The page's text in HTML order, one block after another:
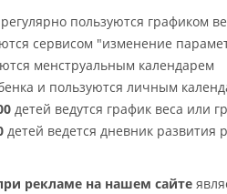
пользуются графиком
сервисом "изменение
менструальным календарем
и пользуются личным
детей ведутся график веса или
детей ведется дневник развития
рекламе на нашем сайте